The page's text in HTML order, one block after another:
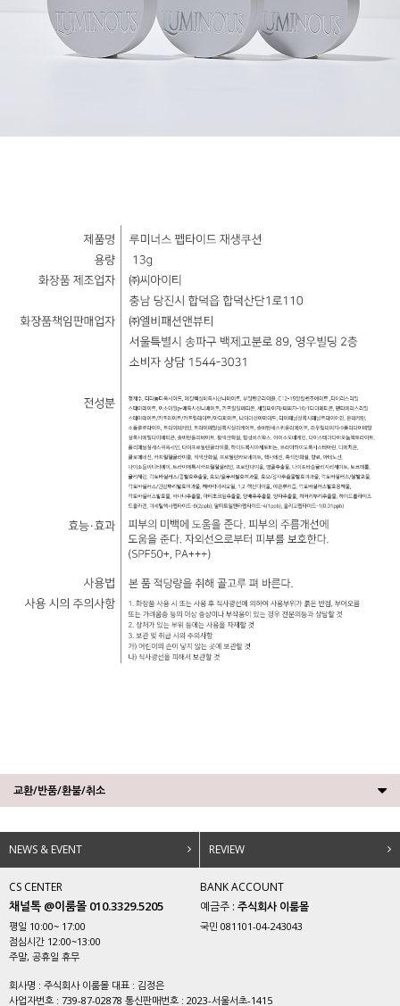
교환/반품/환불/취소
NEWS & EVENT REVIEW
CS CENTER
채널톡 @이룸몰 010.3329.5205
평일 10:00~ 17:00
점심시간 12:00~13:00
주말, 공휴일 휴무
BANK ACCOUNT
예금주 : 주식회사 이룸몰
국민 081101-04-243043
회사명 : 주식회사 이룸몰 대표 : 김정은
사업자번호 : 739-87-02878 통신판매번호 : 2023-서울서초-1415